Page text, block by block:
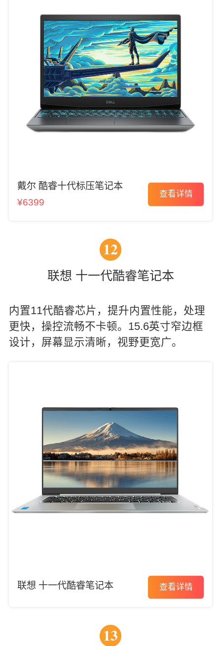
戴尔 酷睿十代标压笔记本
¥6399
查看详情
12
联想 十一代酷睿笔记本
内置11代酷睿芯片，提升内置性能，处理
更快，操控流畅不卡顿。15.6英寸窄边框
设计，屏幕显示清晰，视野更宽广。
联想 十一代酷睿笔记本 查看详情
13